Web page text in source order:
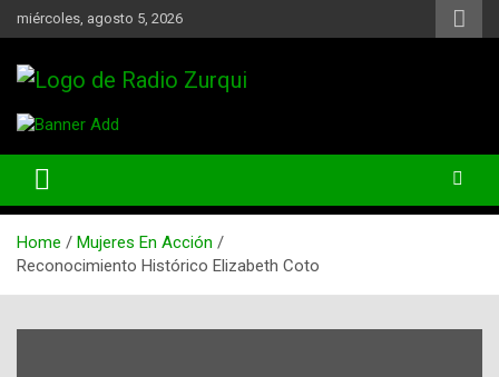
to
miércoles, agosto 5, 2026
Radio Zurqui
Home
Mujeres En Acción
Reconocimiento Histórico Elizabeth Coto